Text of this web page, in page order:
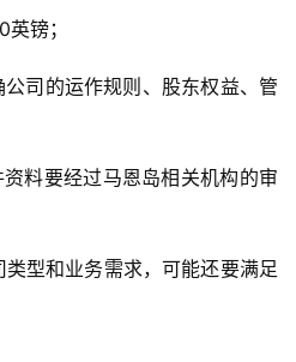
镑；
司的运作规则、股东权益、管
料要经过马恩岛相关机构的审
型和业务需求，可能还要满足